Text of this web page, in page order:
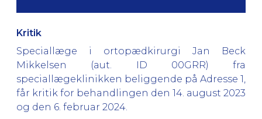
Kritik
Speciallæge i ortopædkirurgi Jan Beck
Mikkelsen (aut. ID 00GRR) fra
speciallægeklinikken beliggende på Adresse 1,
får kritik for behandlingen den 14. august 2023
og den 6. februar 2024.